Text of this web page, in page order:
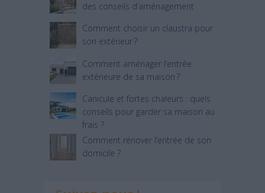
des conseils d’aménagement
Comment choisir un claustra pour
son extérieur ?
Comment aménager l’entrée
extérieure de sa maison ?
Canicule et fortes chaleurs : quels
conseils pour garder sa maison au
frais ?
Comment rénover l’entrée de son
domicile ?